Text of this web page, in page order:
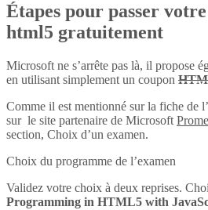
Étapes pour passer
html5 gratuitement
Microsoft ne s’arrête pas là, il propose
en utilisant simplement un coupon
Comme il est mentionné sur la fiche de
sur le site partenaire de Microsoft
section, Choix d’un examen.
Choix du programme de l’examen
Validez votre choix à deux reprises.
Programming in HTML5 with